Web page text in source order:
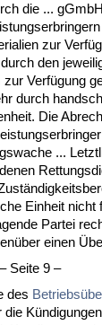
die ...
zur
den
zur Verfügung
durch
Die
...
Ein­heit
Par­tei
ei­nen
– Sei­te 9 –
des